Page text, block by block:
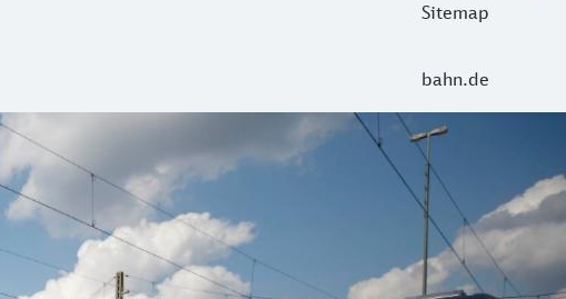
Sitemap
bahn.de